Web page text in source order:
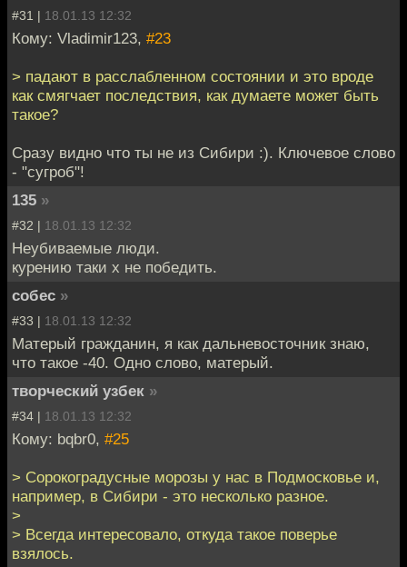
#31 | 18.01.13 12:32
Кому: Vladimir123, #23
> падают в расслабленном состоянии и это вроде
как смягчает последствия, как думаете может быть
такое?
Сразу видно что ты не из Сибири :). Ключевое слово
- "сугроб"!
135 »
#32 | 18.01.13 12:32
Неубиваемые люди.
курению таки х не победить.
собес »
#33 | 18.01.13 12:32
Матерый гражданин, я как дальневосточник знаю,
что такое -40. Одно слово, матерый.
творческий узбек »
#34 | 18.01.13 12:32
Кому: bqbr0, #25
> Сорокоградусные морозы у нас в Подмосковье и,
например, в Сибири - это несколько разное.
>
> Всегда интересовало, откуда такое поверье
взялось.